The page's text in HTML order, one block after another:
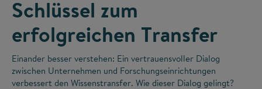
Schlüssel zum
erfolgreichen Transfer
Einander besser verstehen: Ein vertrauensvoller Dialog
zwischen Unternehmen und Forschungseinrichtungen
verbessert den Wissenstransfer. Wie dieser Dialog gelingt?